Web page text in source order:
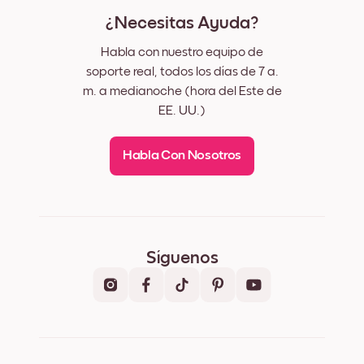
¿Necesitas Ayuda?
Habla con nuestro equipo de
soporte real, todos los días de 7 a.
m. a medianoche (hora del Este de
EE. UU.)
Habla Con Nosotros
Síguenos